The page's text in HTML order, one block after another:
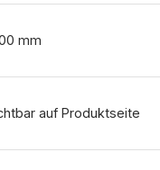
mm
auf Produktseite